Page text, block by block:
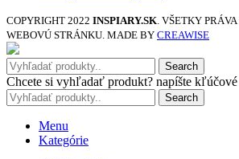
COPYRIGHT 2022 INSPIARY.SK . VŠETKY
WEBOVÚ STRÁNKU. MADE BY CREAWISE
Search
Chcete si vyhľadať produkt? napíšte kľúčové
Search
Menu
Kategórie